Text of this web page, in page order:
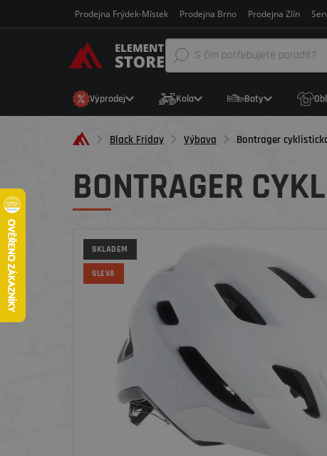
Prodejna Frýdek-Místek Prodejna Brno Prodejna Zlín
Výprodej Kola Boty
Black Friday Výbava Bontrager
BONTRAGER
SKLADEM
SLEVA